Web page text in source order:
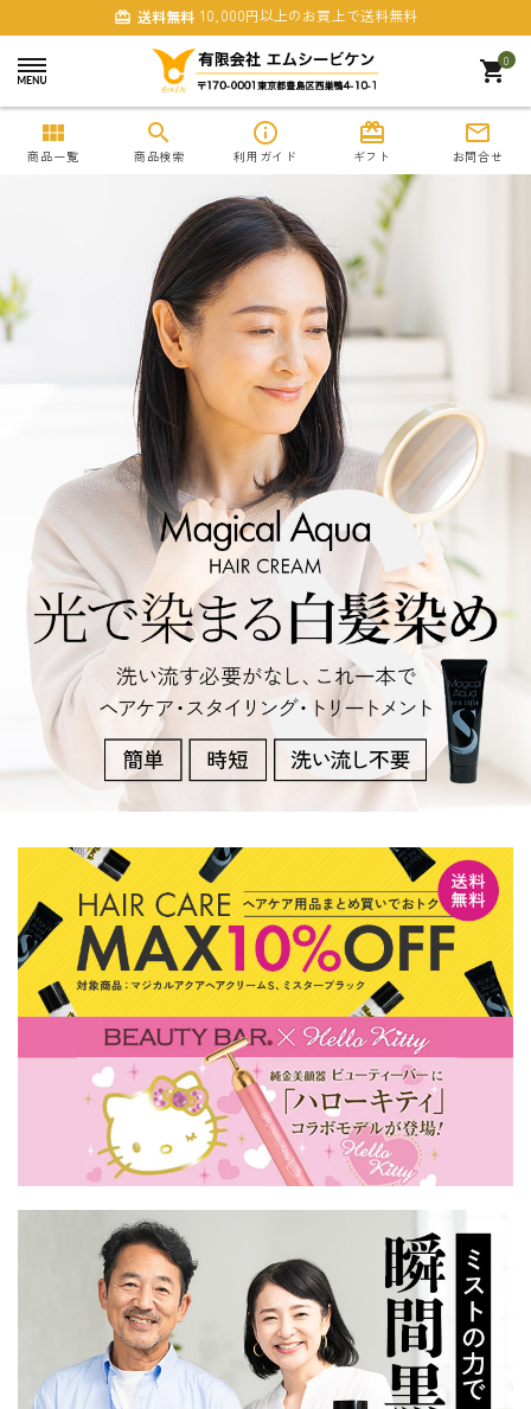
card_giftcard 送料無料 10,000円以上のお買上で送料無料
0
shopping_cart
view_module
商品一覧
search
商品検索
info_outline
利用ガイド
card_giftcard
ギフト
mail_outline
お問合せ
search
まとめ買いでおトク
ギフト
カテゴリーから探す
INFORMATIOM